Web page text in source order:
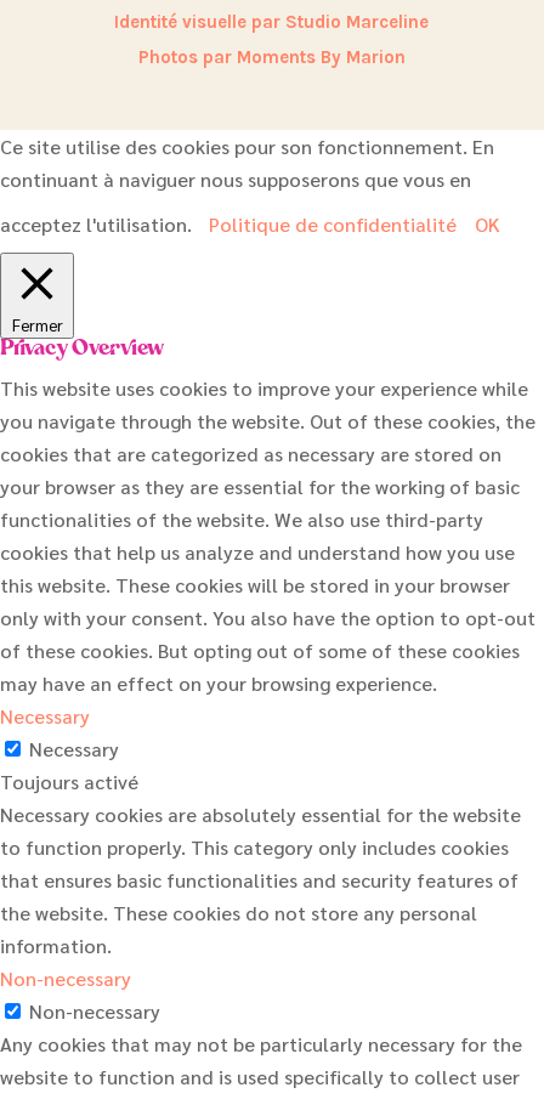
Identité visuelle par Studio Marceline
Photos par Moments By Marion
Ce site utilise des cookies pour son fonctionnement. En
continuant à naviguer nous supposerons que vous en
acceptez l'utilisation.
Politique de confidentialité OK
Fermer
Privacy Overview
This website uses cookies to improve your experience while
you navigate through the website. Out of these cookies, the
cookies that are categorized as necessary are stored on
your browser as they are essential for the working of basic
functionalities of the website. We also use third-party
cookies that help us analyze and understand how you use
this website. These cookies will be stored in your browser
only with your consent. You also have the option to opt-out
of these cookies. But opting out of some of these cookies
may have an effect on your browsing experience.
Necessary
Necessary
Toujours activé
Necessary cookies are absolutely essential for the website
to function properly. This category only includes cookies
that ensures basic functionalities and security features of
the website. These cookies do not store any personal
information.
Non-necessary
Non-necessary
Any cookies that may not be particularly necessary for the
website to function and is used specifically to collect user